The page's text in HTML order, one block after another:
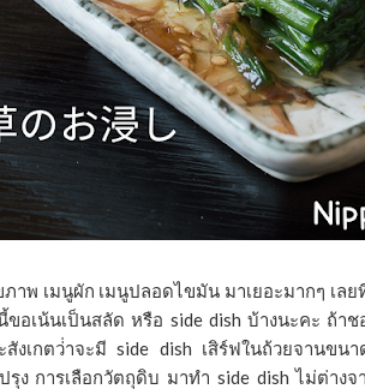
าพ เมนูผัก เมนูปลอดไขมัน มาเยอะมากๆ เล
อเน้นเป็นสลัด หรือ side dish บ้างนะคะ ถ้า
เกตว่่าจะมี side dish เสิร์ฟในถ้วยจานขน
การเลือกวัตถุดิบ มาทำ side dish ไม่ต่างจ